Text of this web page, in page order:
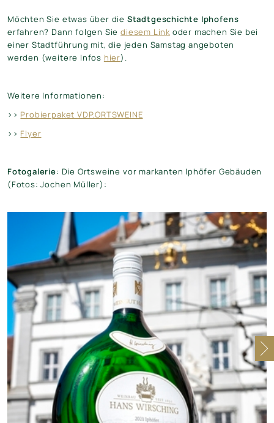
Möchten Sie etwas über die Stadtgeschichte Iphofens
erfahren?Dann folgen Siediesem Link oder machen Sie bei
einer Stadtführung mit, die jeden Samstag angeboten
werden (weitere Infos hier).
Weitere Informationen:
>> Probierpaket VDP.ORTSWEINE
>> Flyer
Fotogalerie: Die Ortsweine vor markanten Iphöfer Gebäuden
(Fotos: Jochen Müller):